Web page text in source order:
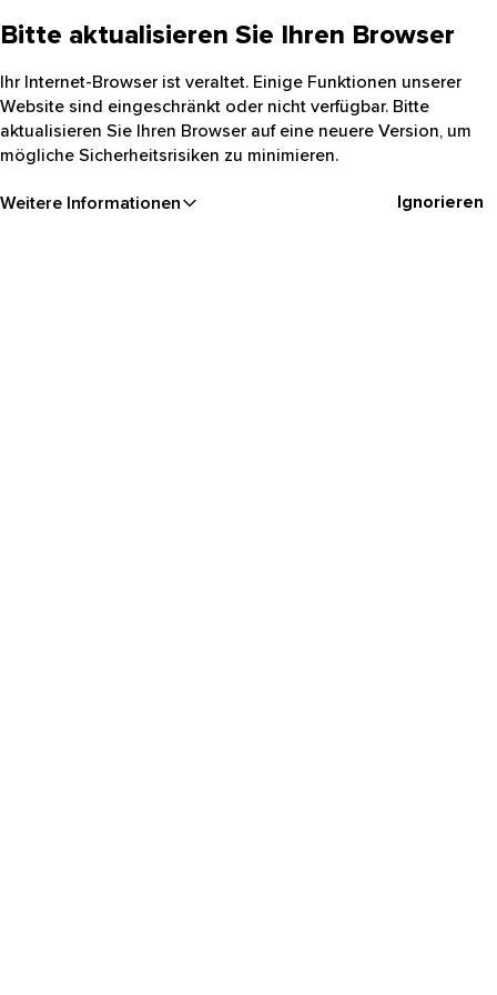
Bitte aktualisieren Sie Ihren Browser
Ihr Internet-Browser ist veraltet. Einige Funktionen unserer
Website sind eingeschränkt oder nicht verfügbar. Bitte
aktualisieren Sie Ihren Browser auf eine neuere Version, um
mögliche Sicherheitsrisiken zu minimieren.
Weitere Informationen Ignorieren